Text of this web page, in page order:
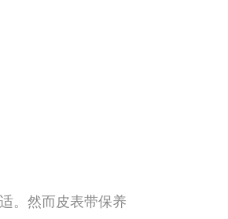
。然而皮表带保养